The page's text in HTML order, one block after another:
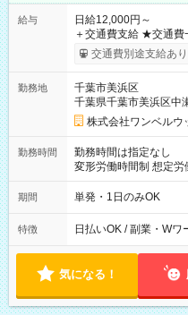
給与
日給12,000円～
＋交通費支給 ★交通費一部支給 ┗1日500円を超えた分は全額支
給！ ※往復500円以内の方は
（規定あり） ┗働い
なし
交通費別途支給あり
勤務地
千葉市美浜区
千葉県千葉市美浜区中
株式会社ワンベルウ
勤務時間
勤務時間は指定なし
変形労働時間制 想定労働時間160
19：00
期間 単発・1日のみOK
特徴 日払いOK / 副業・W
気になる！